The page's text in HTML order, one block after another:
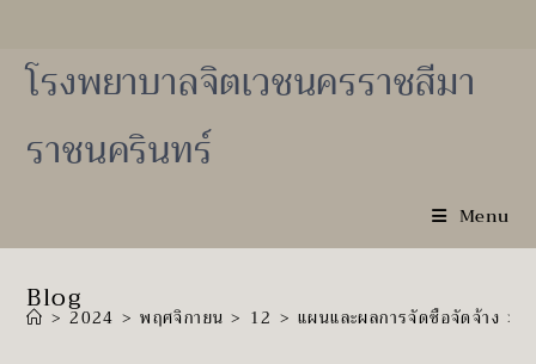
contentโรงพยาบาลจิตเวชนครราชสีมา
ราชนครินทร์
Menu
Blog
> 2024 > พฤศจิกายน > 12 > แผนและผลการจัดซื้อจัดจ้าง >